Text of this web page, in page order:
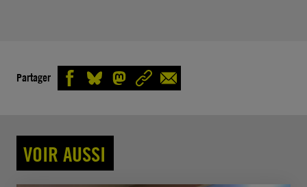
Partager
VOIR AUSSI